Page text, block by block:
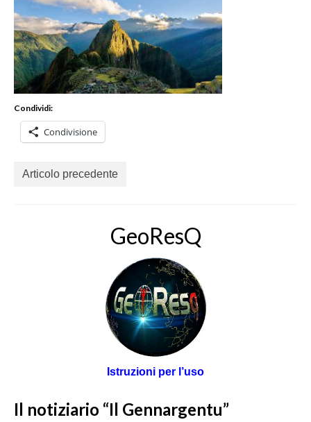
CICLOESCURSIONISMO
TORRENTISMO
Condividi:
Condivisione
Articolo precedente
GeoResQ
Istruzioni per l’uso
Il notiziario “Il Gennargentu”